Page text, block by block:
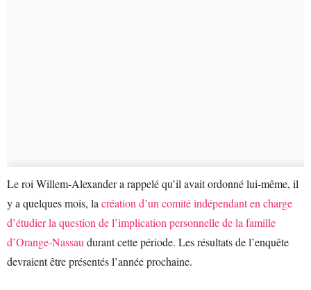
Le roi Willem-Alexander a rappelé qu’il avait ordonné lui-même, il
y a quelques mois, lacréation d’un comité indépendant en charge
d’étudier la question de l’implication personnelle de la famille
d’Orange-Nassaudurant cette période. Les résultats de l’enquête
devraient être présentés l’année prochaine.